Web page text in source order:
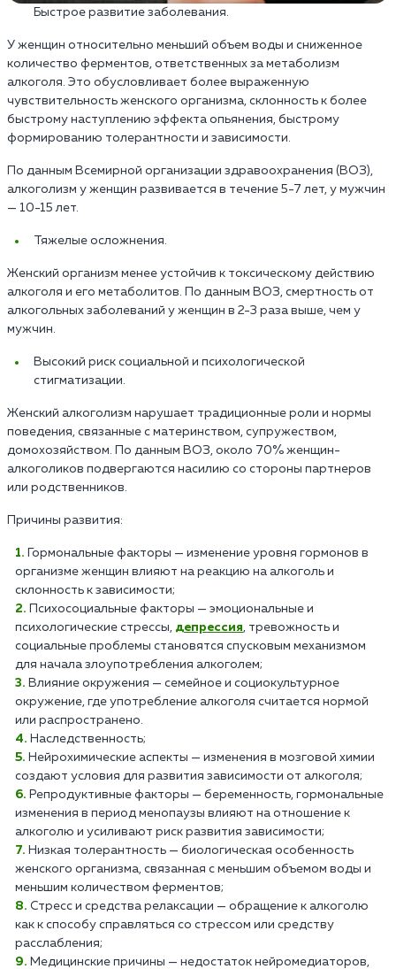
Быстрое развитие заболевания.
У женщин относительно меньший объем воды и сниженное
количество ферментов, ответственных за метаболизм
алкоголя. Это обусловливает более выраженную
чувствительность женского организма, склонность к более
быстрому наступлению эффекта опьянения, быстрому
формированию толерантности и зависимости.
По данным Всемирной организации здравоохранения (ВОЗ),
алкоголизм у женщин развивается в течение 5-7 лет, у мужчин
— 10-15 лет.
Тяжелые осложнения.
Женский организм менее устойчив к токсическому действию
алкоголя и его метаболитов. По данным ВОЗ, смертность от
алкогольных заболеваний у женщин в 2-3 раза выше, чем у
мужчин.
Высокий риск социальной и психологической
стигматизации.
Женский алкоголизм нарушает традиционные роли и нормы
поведения, связанные с материнством, супружеством,
домохозяйством. По данным ВОЗ, около 70% женщин-
алкоголиков подвергаются насилию со стороны партнеров
или родственников.
Причины развития:
Гормональные факторы — изменение уровня гормонов в
организме женщин влияют на реакцию на алкоголь и
склонность к зависимости;
Психосоциальные факторы — эмоциональные и
психологические стрессы, депрессия , тревожность и
социальные проблемы становятся спусковым механизмом
для начала злоупотребления алкоголем;
Влияние окружения — семейное и социокультурное
окружение, где употребление алкоголя считается нормой
или распространено.
Наследственность;
Нейрохимические аспекты — изменения в мозговой химии
создают условия для развития зависимости от алкоголя;
Репродуктивные факторы — беременность, гормональные
изменения в период менопаузы влияют на отношение к
алкоголю и усиливают риск развития зависимости;
Низкая толерантность — биологическая особенность
женского организма, связанная с меньшим объемом воды и
меньшим количеством ферментов;
Стресс и средства релаксации — обращение к алкоголю
как к способу справляться со стрессом или средству
расслабления;
Медицинские причины — недостаток нейромедиаторов,